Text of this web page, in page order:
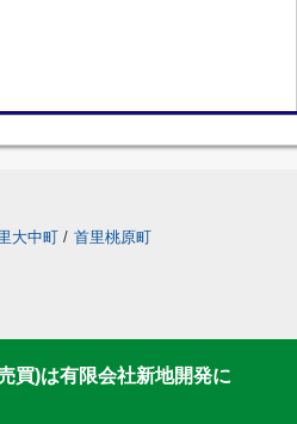
大中町 / 首里桃原町
買)は有限会社新地開発に